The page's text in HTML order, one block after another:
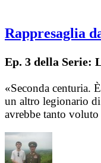
Rappresaglia
Ep. 3 della Serie:
«Seconda centuria.
un altro legionario
avrebbe tanto